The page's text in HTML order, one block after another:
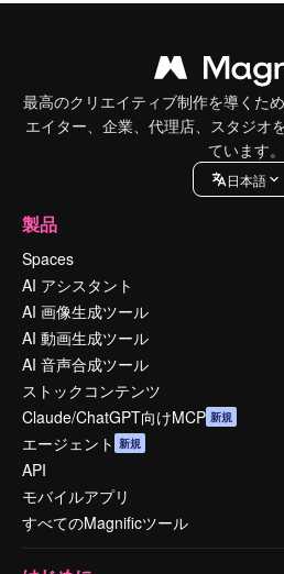
最高のクリエイティブ制作を導くた
エイター、企業、代理店、スタジオ
ています。
日本語
製品
Spaces
AI アシスタント
AI 画像生成ツール
AI 動画生成ツール
AI 音声合成ツール
ストックコンテンツ
Claude/ChatGPT向けMCP 新規
エージェント 新規
API
モバイルアプリ
すべてのMagnificツール